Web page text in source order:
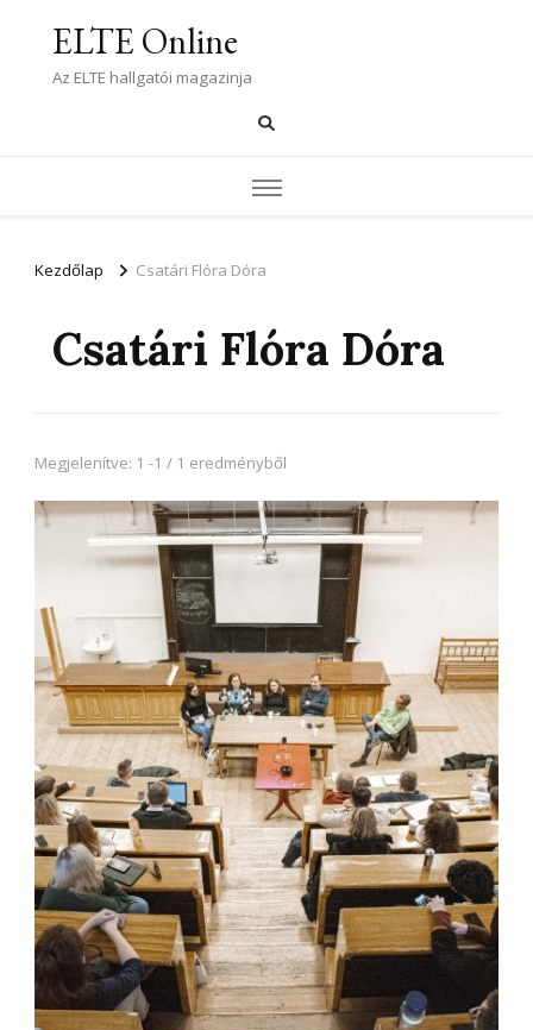
ELTE Online
Az ELTE hallgatói magazinja
Kezdőlap Csatári Flóra Dóra
Csatári Flóra Dóra
Megjelenítve: 1 -1 / 1 eredményből